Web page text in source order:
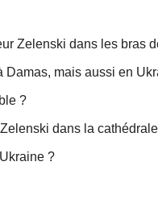
Zelenski dans les bras
mais aussi en
?
dans la
?